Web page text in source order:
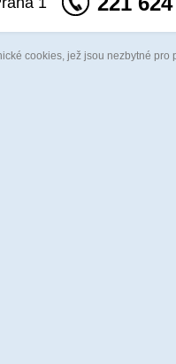
cookies, jež jsou nezbytné